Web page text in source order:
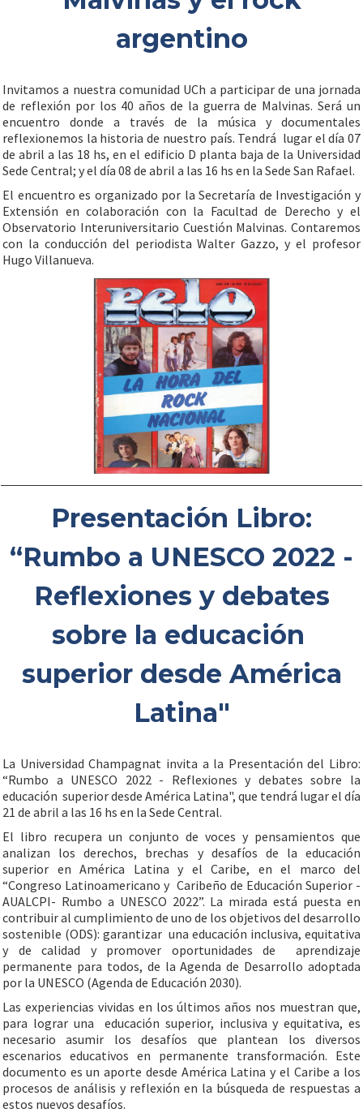
argentino
Invitamos a nuestra comunidad UCh a participar de una jornada
de reflexión por los 40 años de la guerra de Malvinas. Será un
encuentro donde a través de la música y documentales
reflexionemos la historia de nuestro país. Tendrá lugar el día 07
de abril a las 18 hs, en el edificio D planta baja de la Universidad
Sede Central; y el día 08 de abril a las 16 hs en la Sede San Rafael.
El encuentro es organizado por la Secretaría de Investigación y
Extensión en colaboración con la Facultad de Derecho y el
Observatorio Interuniversitario Cuestión Malvinas. Contaremos
con la conducción del periodista Walter Gazzo, y el profesor
Hugo Villanueva.
Presentación Libro:
“Rumbo a UNESCO 2022 -
Reflexiones y debates
sobre la educación
superior desde América
Latina"
La Universidad Champagnat invita a la Presentación del Libro:
“Rumbo a UNESCO 2022 - Reflexiones y debates sobre la
educación superior desde América Latina", que tendrá lugar el día
21 de abril a las 16 hs en la Sede Central.
El libro recupera un conjunto de voces y pensamientos que
analizan los derechos, brechas y desafíos de la educación
superior en América Latina y el Caribe, en el marco del
“Congreso Latinoamericano y Caribeño de Educación Superior -
AUALCPI- Rumbo a UNESCO 2022”. La mirada está puesta en
contribuir al cumplimiento de uno de los objetivos del desarrollo
sostenible (ODS): garantizar una educación inclusiva, equitativa
y de calidad y promover oportunidades de aprendizaje
permanente para todos, de la Agenda de Desarrollo adoptada
por la UNESCO (Agenda de Educación 2030).
Las experiencias vividas en los últimos años nos muestran que,
para lograr una educación superior, inclusiva y equitativa, es
necesario asumir los desafíos que plantean los diversos
escenarios educativos en permanente transformación. Este
documento es un aporte desde América Latina y el Caribe a los
procesos de análisis y reflexión en la búsqueda de respuestas a
estos nuevos desafíos.